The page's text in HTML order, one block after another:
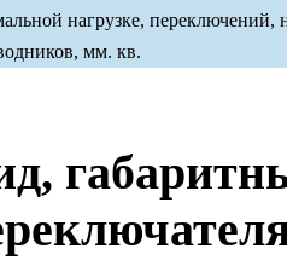
нагрузке, переключений,
мм. кв.